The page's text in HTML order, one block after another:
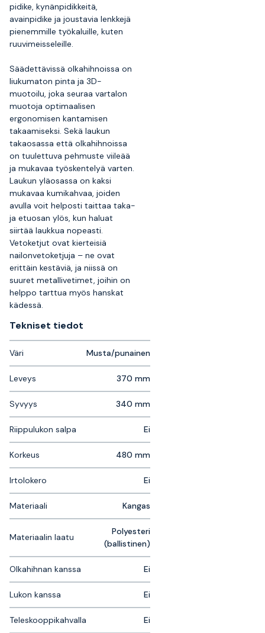
pidike, kynänpidikkeitä,
avainpidike ja joustavia lenkkejä
pienemmille työkaluille, kuten
ruuvimeisseleille.
Säädettävissä olkahihnoissa on
liukumaton pinta ja 3D-
muotoilu, joka seuraa vartalon
muotoja optimaalisen
ergonomisen kantamisen
takaamiseksi. Sekä laukun
takaosassa että olkahihnoissa
on tuulettuva pehmuste viileää
ja mukavaa työskentelyä varten.
Laukun yläosassa on kaksi
mukavaa kumikahvaa, joiden
avulla voit helposti taittaa taka-
ja etuosan ylös, kun haluat
siirtää laukkua nopeasti.
Vetoketjut ovat kierteisiä
nailonvetoketjuja – ne ovat
erittäin kestäviä, ja niissä on
suuret metallivetimet, joihin on
helppo tarttua myös hanskat
kädessä.
Tekniset tiedot
Väri Musta/punainen
Leveys 370 mm
Syvyys 340 mm
Riippulukon salpa Ei
Korkeus 480 mm
Irtolokero Ei
Materiaali Kangas
Materiaalin laatu
Polyesteri
(ballistinen)
Olkahihnan kanssa Ei
Lukon kanssa Ei
Teleskooppikahvalla Ei